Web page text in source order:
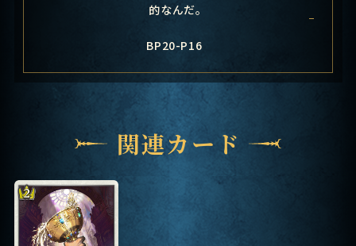
的なんだ。
BP20-P16
関連カード